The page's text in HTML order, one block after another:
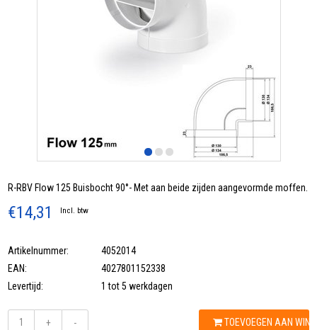
R-RBV Flow 125 Buisbocht 90°- Met aan beide zijden aangevormde moffen.
€14,31 Incl. btw
Artikelnummer:
4052014
EAN:
4027801152338
Levertijd:
1 tot 5 werkdagen
+ - TOEVOEGEN AAN